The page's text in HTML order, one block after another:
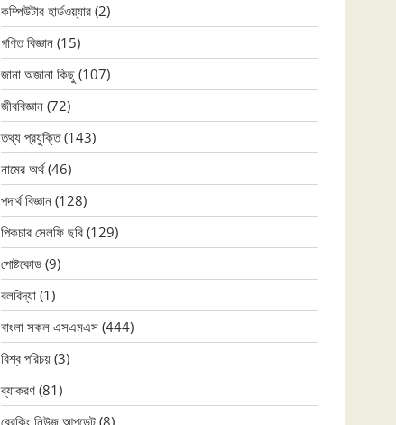
কম্পিউটার হার্ডওয়্যার (2)
গণিত বিজ্ঞান (15)
জানা অজানা কিছু (107)
জীববিজ্ঞান (72)
তথ্য প্রযুক্তি(143)
নামের অর্থ(46)
পদার্থ বিজ্ঞান (128)
পিকচার সেলফি ছবি (129)
পোষ্টকোড (9)
বলবিদ্যা (1)
বাংলা সকল এসএমএস (444)
বিশ্ব পরিচয় (3)
ব্যাকরণ (81)
ব্রেকিং নিউজ আপডেট (8)